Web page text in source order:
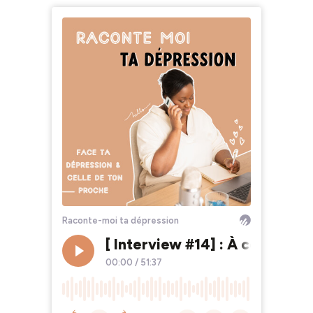
Raconte-moi ta dépression
[ Interview #14] : À cœur
00:00 / 51:37